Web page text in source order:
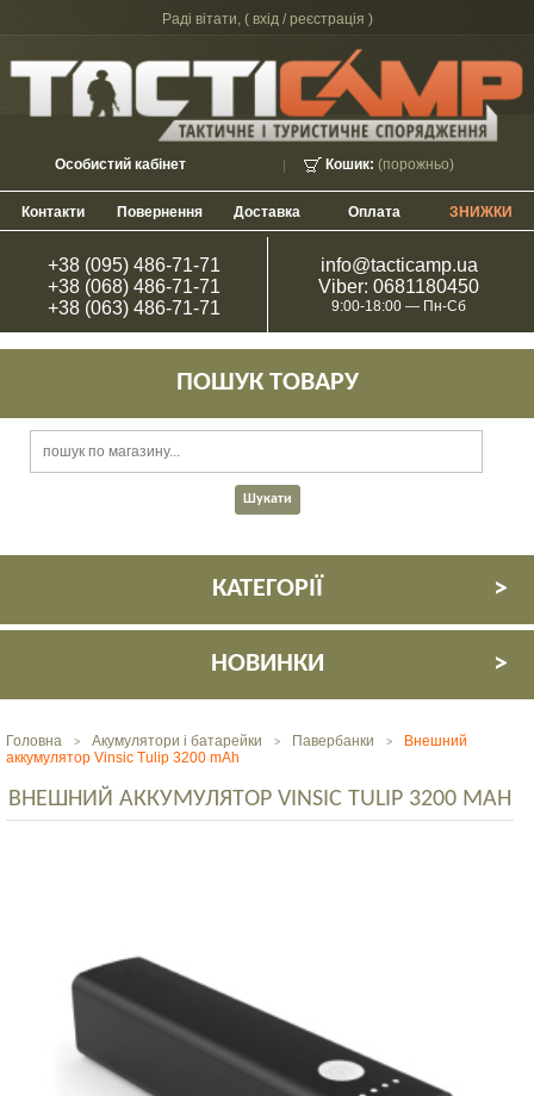
Раді вітати, ( вхід / реєстрація )
Кошик: (порожньо)
Особистий кабінет
Контакти Повернення Доставка Оплата ЗНИЖКИ
+38 (095) 486-71-71
+38 (068) 486-71-71
+38 (063) 486-71-71
info@tacticamp.ua
Viber: 0681180450
9:00-18:00 — Пн-Сб
ПОШУК ТОВАРУ
КАТЕГОРІЇ
НОВИНКИ
Головна > Акумулятори і батарейки > Павербанки >
Внешний
аккумулятор Vinsic Tulip 3200 mAh
ВНЕШНИЙ АККУМУЛЯТОР VINSIC TULIP 3200 MAH